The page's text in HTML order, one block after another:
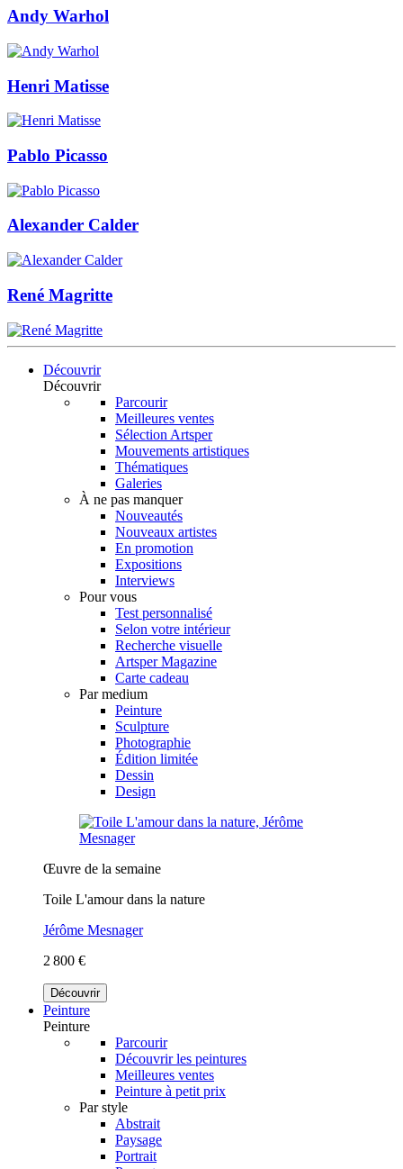
Andy Warhol
Henri Matisse
Pablo Picasso
Alexander Calder
René Magritte
Découvrir
Découvrir
Parcourir
Meilleures ventes
Sélection Artsper
Mouvements artistiques
Thématiques
Galeries
À ne pas manquer
Nouveautés
Nouveaux artistes
En promotion
Expositions
Interviews
Pour vous
Test personnalisé
Selon votre intérieur
Recherche visuelle
Artsper Magazine
Carte cadeau
Par medium
Peinture
Sculpture
Photographie
Édition limitée
Dessin
Design
Œuvre de la semaine
Toile L'amour dans la nature
Jérôme Mesnager
2 800 €
Découvrir
Peinture
Peinture
Parcourir
Découvrir les peintures
Meilleures ventes
Peinture à petit prix
Par style
Abstrait
Paysage
Portrait